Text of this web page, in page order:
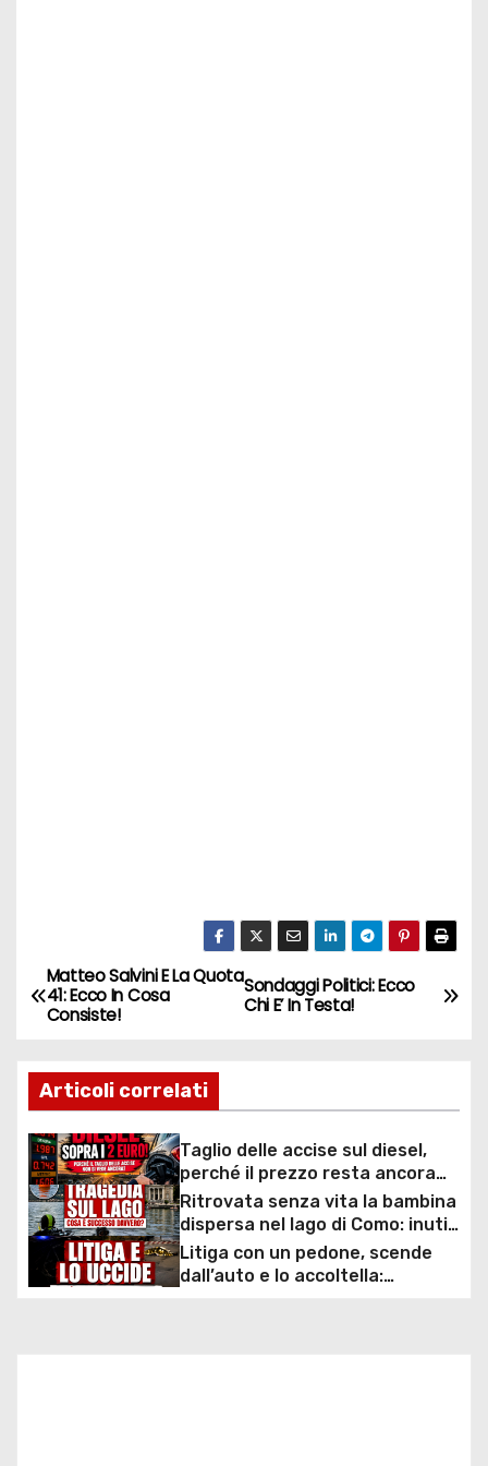
N
v
i
g
a
z
Sondaggi Politici: Ecco
Chi E’ In Testa!
Matteo Salvini E La Quota
41: Ecco In Cosa
Consiste!
Articoli correlati
Taglio delle accise sul diesel,
perché il prezzo resta ancora
sopra i 2 euro nonostante lo
sconto deciso dal Governo
Ritrovata senza vita la bambina
dispersa nel lago di Como: inutili
ore di ricerche dei
sommozzatori
Litiga con un pedone, scende
dall’auto e lo accoltella: